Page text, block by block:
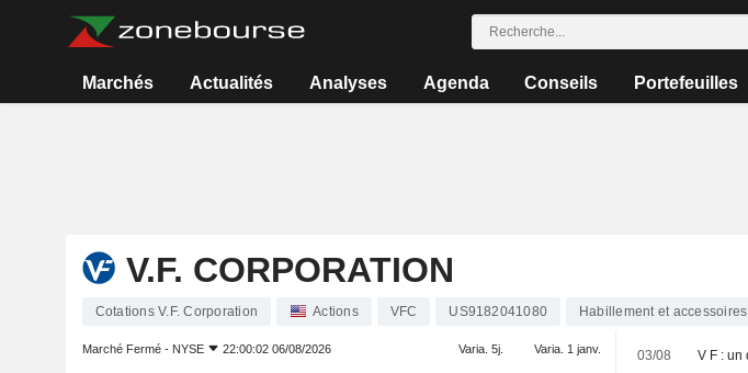
Marchés Actualités Analyses Agenda Conseils Portefeuilles
V.F. CORPORATION
Cotations V.F. Corporation Actions VFC US9182041080 Habillement et accessoires
Marché Fermé - NYSE 22:00:02 06/08/2026 Varia. 5j. Varia. 1 janv. 03/08